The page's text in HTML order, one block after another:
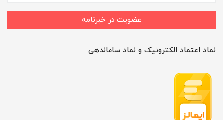
عضویت در خبرنامه
نماد اعتماد الکترونیک و نماد ساماندهی